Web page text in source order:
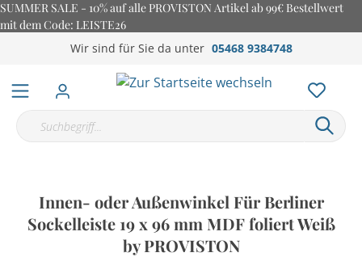
SUMMER SALE - 10% auf alle PROVISTON Artikel ab 99€ Bestellwert
mit dem Code: LEISTE26
Wir sind für Sie da unter 05468 9384748
Innen- oder Außenwinkel Für Berliner
Sockelleiste 19 x 96 mm MDF foliert Weiß
by PROVISTON